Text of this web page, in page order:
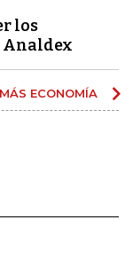
los
Analdex
MÁS ECONOMÍA